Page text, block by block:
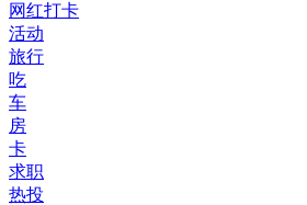
网红打卡
活动
旅行
吃
车
房
卡
求职
热投